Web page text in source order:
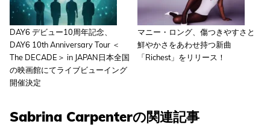
DAY6 デビュー10周年記念、
DAY6 10th Anniversary Tour ＜
The DECADE＞ in JAPAN日本全国
の映画館にてライブビューイング
開催決定
マニー・ロング、傷つきやすさと
鮮やかさをあわせ持つ新曲
「Richest」をリリース！
Sabrina Carpenterの関連記事